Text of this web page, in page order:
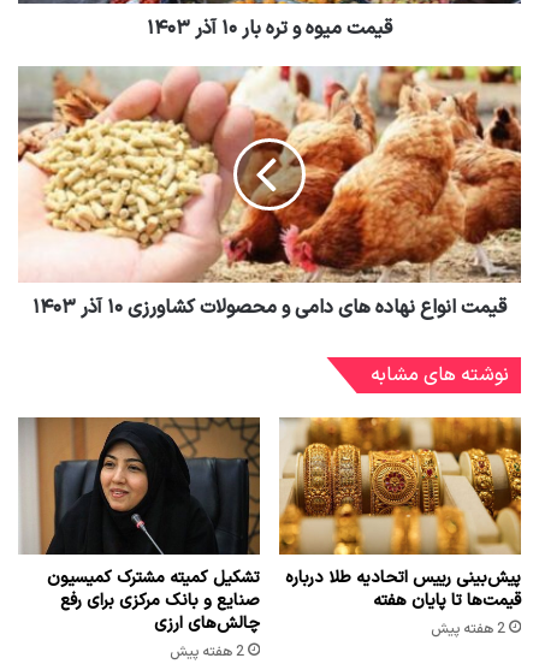
قیمت میوه و تره بار ۱۰ آذر ۱۴۰۳
قیمت انواع نهاده های دامی و محصولات کشاورزی ۱۰ آذر ۱۴۰۳
نوشته های مشابه
پیش‌بینی رییس اتحادیه طلا درباره
قیمت‌ها تا پایان هفته
2 هفته پیش
تشکیل کمیته مشترک کمیسیون
صنایع و بانک مرکزی برای رفع
چالش‌های ارزی
2 هفته پیش